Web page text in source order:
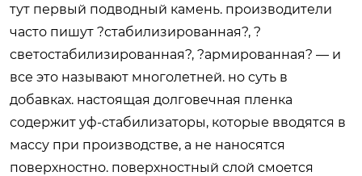
тут первый подводный камень. производители
часто пишут ?стабилизированная?, ?
светостабилизированная?, ?армированная? — и
все это называют многолетней. но суть в
добавках. настоящая долговечная пленка
содержит уф-стабилизаторы, которые вводятся в
массу при производстве, а не наносятся
поверхностно. поверхностный слой смоется